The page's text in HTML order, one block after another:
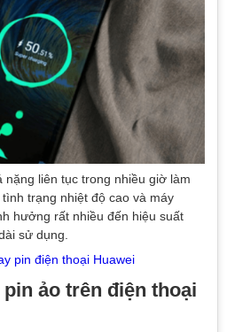
nặng liên tục trong nhiều giờ làm
trạng nhiệt độ cao và máy
hưởng rất nhiều đến hiệu suất
sử dụng.
pin điện thoại Huawei
ảo trên điện thoại